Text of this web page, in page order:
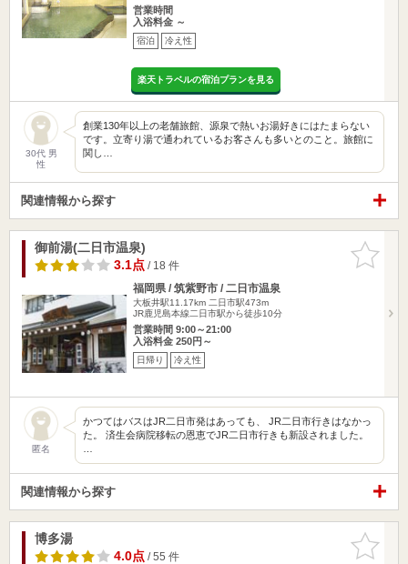
営業時間
入浴料金 ～
宿泊 冷え性
楽天トラベルの宿泊プランを見る
30代 男
性
創業130年以上の老舗旅館、源泉で熱いお湯好きにはたまらない
です。立寄り湯で通われているお客さんも多いとのこと。旅館に
関し…
関連情報から探す
お気に入
りに追加
御前湯(二日市温泉)
3.1点/ 18 件
福岡県 / 筑紫野市 / 二日市温泉
大板井駅11.17km 二日市駅473m
JR鹿児島本線二日市駅から徒歩10分
営業時間 9:00～21:00
入浴料金 250円～
日帰り 冷え性
匿名
かつてはバスはJR二日市発はあっても、 JR二日市行きはなかっ
た。 済生会病院移転の恩恵でJR二日市行きも新設されました。
関連情報から探す
お気に入
りに追加
博多湯
4.0点/ 55 件